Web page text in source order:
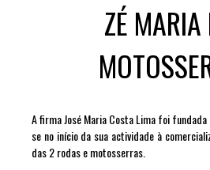
ZÉ
A firma José Maria Costa Lima foi
se no início da sua actividade à
das 2 rodas e motosserras.